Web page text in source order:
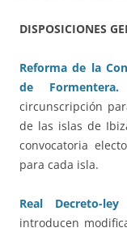
DISPOSICIONES
Reforma de la
de Formentera.
circunscripción
de las islas de
convocatoria
para cada isla.
Real Decreto-
introducen